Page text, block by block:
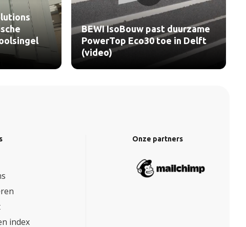
BEWI IsoBouw past duurzame
PowerTop Eco30 toe in Delft
(video)
index
Onze partners